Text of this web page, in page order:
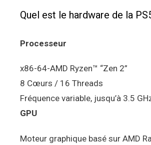
Quel est le hardware de la
Processeur
x86-64-AMD Ryzen™ “Zen 2”
8 Cœurs / 16 Threads
Fréquence variable, jusqu’à 3.5
GPU
Moteur graphique basé sur AMD